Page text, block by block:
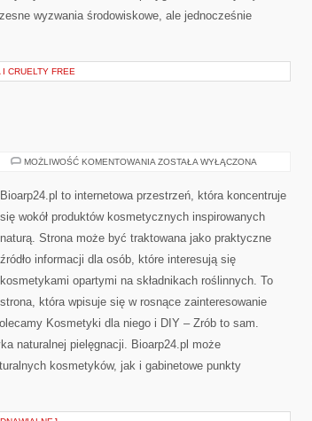
wyzwania środowiskowe, ale jednocześnie
CRUELTY FREE
MOŻLIWOŚĆ KOMENTOWANIA EKO-
ZOSTAŁA WYŁĄCZONA
Bioarp24.pl to internetowa przestrzeń, która koncentruje
się wokół produktów kosmetycznych inspirowanych
naturą. Strona może być traktowana jako praktyczne
źródło informacji dla osób, które interesują się
kosmetykami opartymi na składnikach roślinnych. To
strona, która wpisuje się w rosnące zainteresowanie
Kosmetyki dla niego i DIY – Zrób to sam.
naturalnej pielęgnacji. Bioarp24.pl może
kosmetyków, jak i gabinetowe punkty